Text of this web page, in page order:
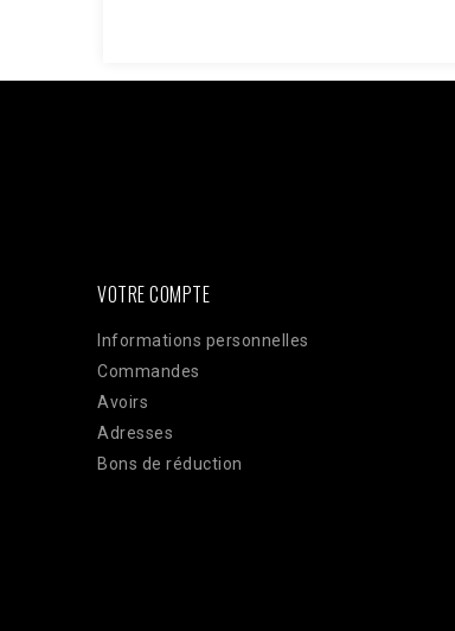
VOTRE COMPTE
Informations personnelles
Commandes
Avoirs
Adresses
Bons de réduction